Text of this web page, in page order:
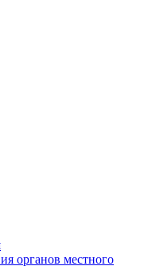
органов местного